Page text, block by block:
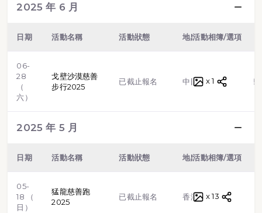
2025 年 6 月
日期 活動名稱 活動狀態 地點 類型
活動相簿/選項
06-
28
（
六）
戈壁沙漠慈善
步行2025
已截止報名 中國 越野跑
x 1
2025 年 5 月
日期 活動名稱 活動狀態 地點 類型
活動相簿/選項
05-
18 （
日）
猛龍慈善跑
2025
已截止報名 香港 路跑
x 13